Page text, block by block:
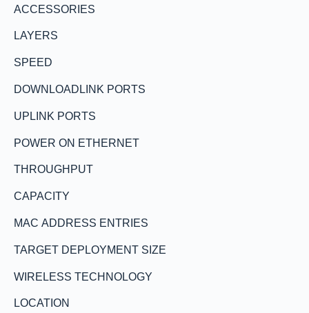
ACCESSORIES
LAYERS
SPEED
DOWNLOADLINK PORTS
UPLINK PORTS
POWER ON ETHERNET
THROUGHPUT
CAPACITY
MAC ADDRESS ENTRIES
TARGET DEPLOYMENT SIZE
WIRELESS TECHNOLOGY
LOCATION